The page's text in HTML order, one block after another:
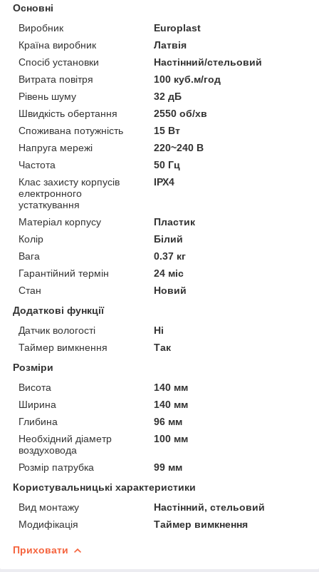
Основні
Виробник
Europlast
Країна виробник
Латвія
Спосіб установки
Настінний/стельовий
Витрата повітря
100 куб.м/год
Рівень шуму
32 дБ
Швидкість обертання
2550 об/хв
Споживана потужність
15 Вт
Напруга мережі
220~240 В
Частота
50 Гц
Клас захисту корпусів
електронного
устаткування
ІРХ4
Матеріал корпусу
Пластик
Колір
Білий
Вага
0.37 кг
Гарантійний термін
24 міс
Стан
Новий
Додаткові функції
Датчик вологості
Ні
Таймер вимкнення
Так
Розміри
Висота
140 мм
Ширина
140 мм
Глибина
96 мм
Необхідний діаметр
воздуховода
100 мм
Розмір патрубка
99 мм
Користувальницькі характеристики
Вид монтажу
Настінний, стельовий
Модифікація
Таймер вимкнення
Приховати